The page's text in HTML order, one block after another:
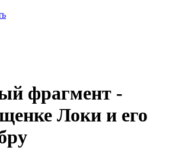
фрагмент -
Локи и его